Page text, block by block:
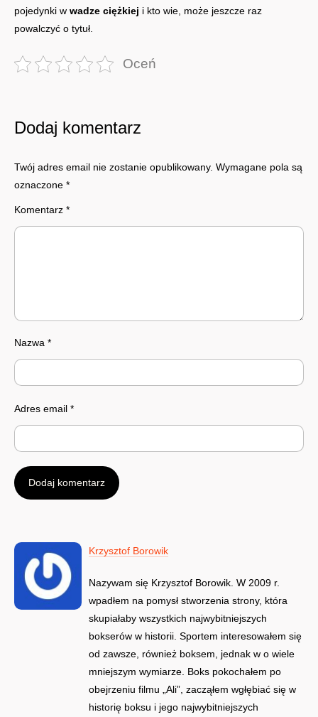
pojedynki w wadze ciężkiej i kto wie, może jeszcze raz
powalczyć o tytuł.
Oceń
Dodaj komentarz
Twój adres email nie zostanie opublikowany. Wymagane pola są
oznaczone *
Komentarz *
Nazwa *
Adres email *
Krzysztof Borowik
Nazywam się Krzysztof Borowik. W 2009 r.
wpadłem na pomysł stworzenia strony, która
skupiałaby wszystkich najwybitniejszych
bokserów w historii. Sportem interesowałem się
od zawsze, również boksem, jednak w o wiele
mniejszym wymiarze. Boks pokochałem po
obejrzeniu filmu „Ali”, zacząłem wgłębiać się w
historię boksu i jego najwybitniejszych